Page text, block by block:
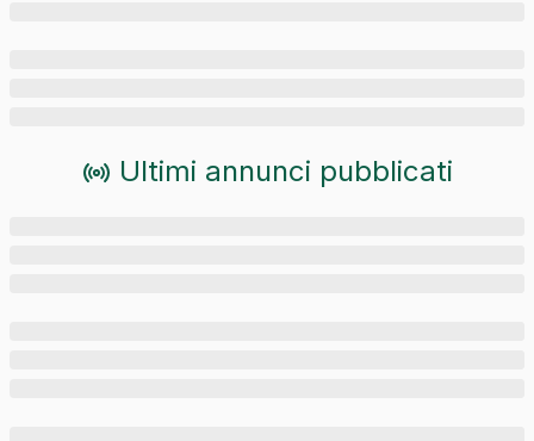
Ultimi annunci pubblicati